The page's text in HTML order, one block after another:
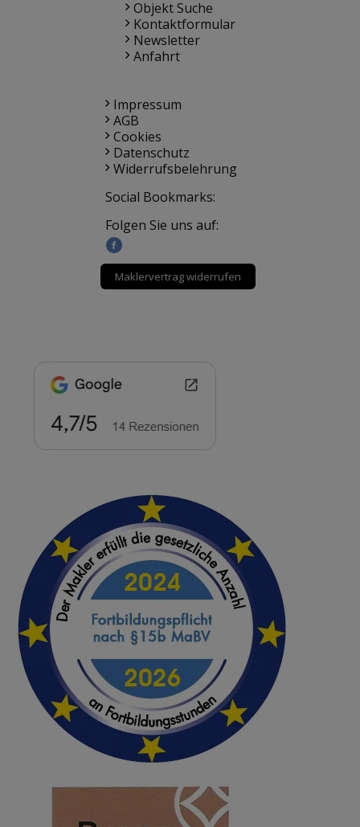
Objekt Suche
Kontaktformular
Newsletter
Anfahrt
Impressum
AGB
Cookies
Datenschutz
Widerrufsbelehrung
Social Bookmarks:
Folgen Sie uns auf:
Maklervertrag widerrufen